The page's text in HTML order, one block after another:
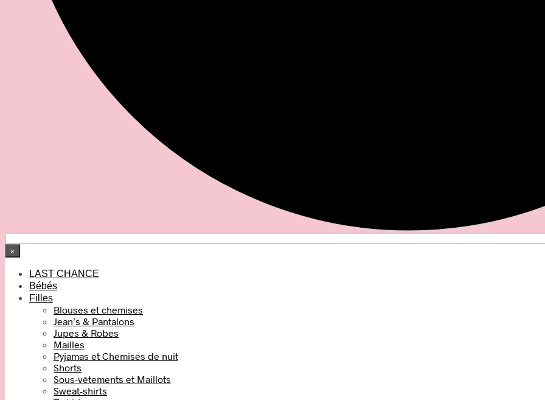
×
LAST CHANCE
Bébés
Filles
Blouses et chemises
Jean’s & Pantalons
Jupes & Robes
Mailles
Pyjamas et Chemises de nuit
Shorts
Sous-vêtements et Maillots
Sweat-shirts